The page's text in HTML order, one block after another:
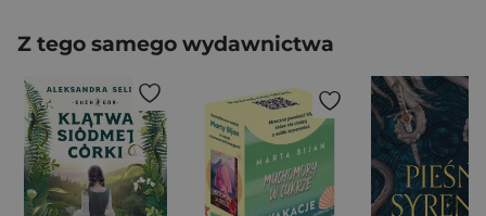
Z tego samego wydawnictwa